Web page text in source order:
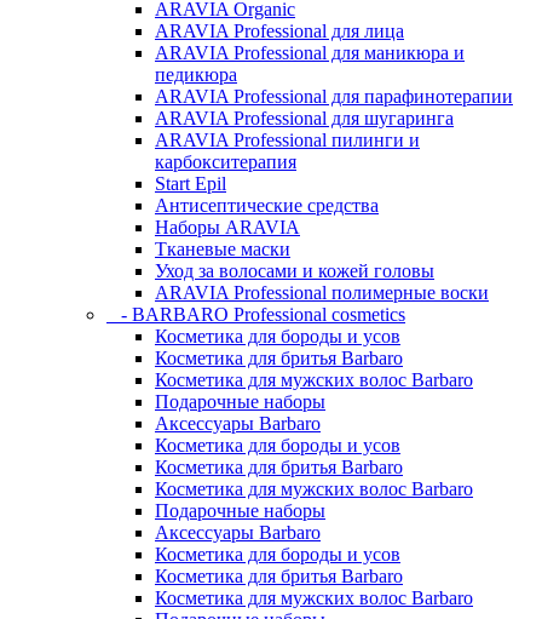
ARAVIA Organic
ARAVIA Professional для лица
ARAVIA Professional для маникюра и
педикюра
ARAVIA Professional для парафинотерапии
ARAVIA Professional для шугаринга
ARAVIA Professional пилинги и
карбокситерапия
Start Epil
Антисептические средства
Наборы ARAVIA
Тканевые маски
Уход за волосами и кожей головы
ARAVIA Professional полимерные воски
- BARBARO Professional cosmetics
Косметика для бороды и усов
Косметика для бритья Barbaro
Косметика для мужских волос Barbaro
Подарочные наборы
Аксессуары Barbaro
Косметика для бороды и усов
Косметика для бритья Barbaro
Косметика для мужских волос Barbaro
Подарочные наборы
Аксессуары Barbaro
Косметика для бороды и усов
Косметика для бритья Barbaro
Косметика для мужских волос Barbaro